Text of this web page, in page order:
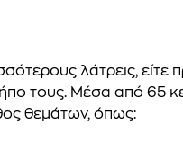
λάτρεις,
τους. Μέσα από 65
θεμάτων, όπως: